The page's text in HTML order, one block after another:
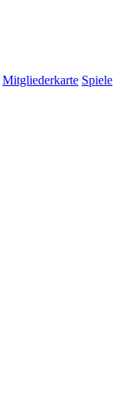
Mitgliederkarte Spiele